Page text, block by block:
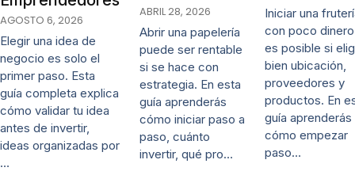
AGOSTO 6, 2026
Elegir una idea de
negocio es solo el
primer paso. Esta
guía completa explica
cómo validar tu idea
antes de invertir,
ideas organizadas por
…
ABRIL 28, 2026
Abrir una papelería
puede ser rentable
si se hace con
estrategia. En esta
guía aprenderás
cómo iniciar paso a
paso, cuánto
invertir, qué pro…
Iniciar una
con poco dinero
es posible si
bien ubicación,
proveedores y
productos. En
guía aprenderás
cómo empezar
paso…